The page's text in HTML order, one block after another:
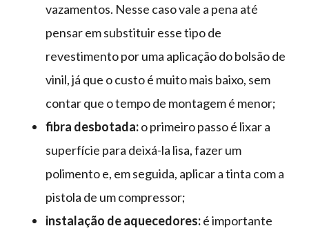
vazamentos. Nesse caso vale a pena até
pensar em substituir esse tipo de
revestimento por uma aplicação do bolsão de
vinil, já que o custo é muito mais baixo, sem
contar que o tempo de montagem é menor;
fibra desbotada:o primeiro passo é lixar a
superfície para deixá-la lisa, fazer um
polimento e, em seguida, aplicar a tinta com a
pistola de um compressor;
instalação de aquecedores:é importante